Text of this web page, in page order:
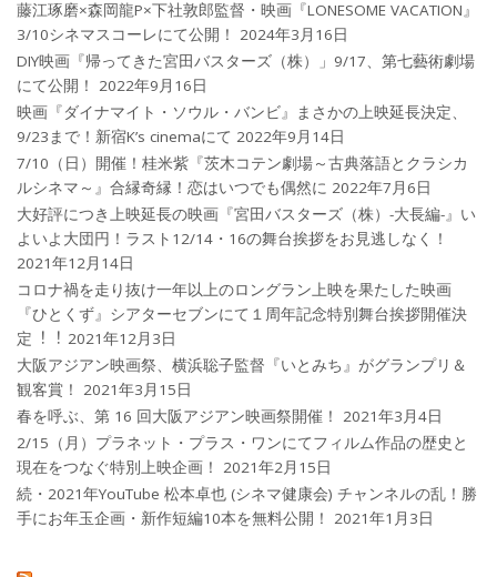
藤江琢磨×森岡龍P×下社敦郎監督・映画『LONESOME VACATION』
3/10シネマスコーレにて公開！
2024年3月16日
DIY映画『帰ってきた宮田バスターズ（株）」9/17、第七藝術劇場
にて公開！
2022年9月16日
映画『ダイナマイト・ソウル・バンビ』まさかの上映延長決定、
9/23まで！新宿K’s cinemaにて 2022年9月14日
7/10（日）開催！桂米紫『茨木コテン劇場～古典落語とクラシカ
ルシネマ～』合縁奇縁！恋はいつでも偶然に 2022年7月6日
大好評につき上映延長の映画『宮田バスターズ（株）-大長編-』い
よいよ大団円！ラスト12/14・16の舞台挨拶をお見逃しなく！
2021年12月14日
コロナ禍を⾛り抜け⼀年以上のロングラン上映を果たした映画
『ひとくず』シアターセブンにて１周年記念特別舞台挨拶開催決
定︕︕ 2021年12月3日
大阪アジアン映画祭、横浜聡子監督『いとみち』がグランプリ＆
観客賞！
2021年3月15日
春を呼ぶ、第 16 回大阪アジアン映画祭開催！
2021年3月4日
2/15（月）プラネット・プラス・ワンにてフィルム作品の歴史と
現在をつなぐ特別上映企画！
2021年2月15日
続・2021年YouTube 松本卓也 (シネマ健康会) チャンネルの乱！勝
手にお年玉企画・新作短編10本を無料公開！
2021年1月3日